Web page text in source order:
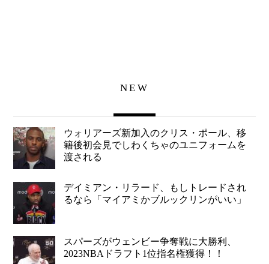
NEW
ウォリアーズ新加入のクリス・ポール、移
籍後初会見でしわくちゃのユニフォームを
渡される
デイミアン・リラード、もしトレードされ
るなら「マイアミかブルックリンがいい」
スパーズがウェンビー争奪戦に大勝利、
2023NBAドラフト1位指名権獲得！！